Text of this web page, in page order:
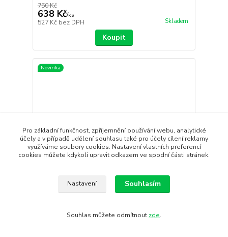
750 Kč
638 Kč/ks
527 Kč bez DPH Skladem
Koupit
Novinka
- 20 %
Termoska PRIMUS Classic Light Vacuum Bottle
Pro základní funkčnost, zpříjemnění používání webu, analytické
účely a v případě udělení souhlasu také pro účely cílení reklamy
využíváme soubory cookies. Nastavení vlastních preferencí
cookies můžete kdykoli upravit odkazem ve spodní části stránek.
Nastavení Souhlasím
Souhlas můžete odmítnout zde.